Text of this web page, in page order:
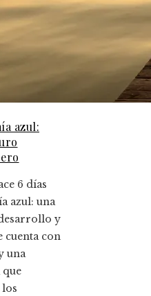
azul:
6 días
azul: una
y
cuenta con
una